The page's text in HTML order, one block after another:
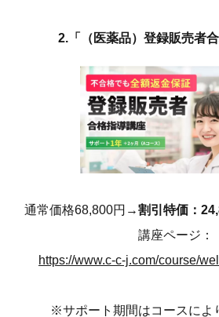
2.「（医薬品）登録販売者合
通常価格68,800円→割引特価：
講座ページ：
https://www.c-c-j.com/course/
※サポート期間はコースによ